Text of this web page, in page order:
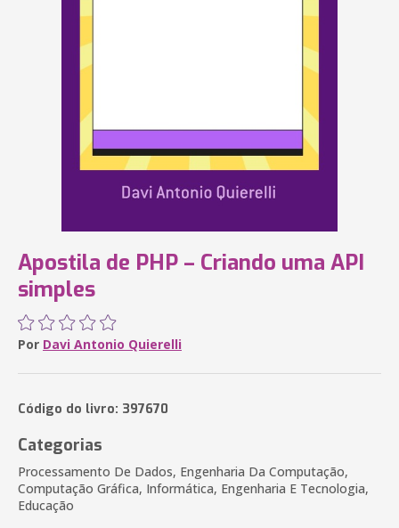
Apostila de PHP – Criando uma API
simples
Por Davi Antonio Quierelli
Código do livro: 397670
Categorias
Processamento De Dados, Engenharia Da Computação,
Computação Gráfica, Informática, Engenharia E Tecnologia,
Educação